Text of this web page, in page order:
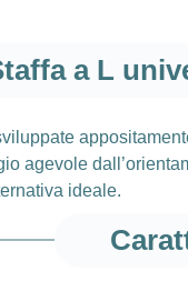
a L
agevole
ideale.